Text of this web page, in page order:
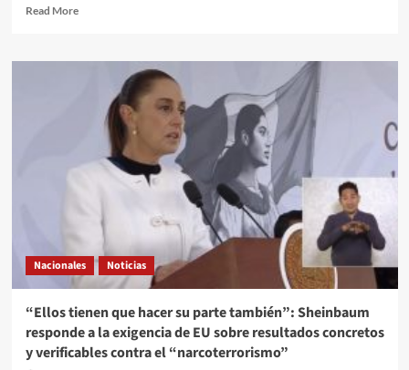
Read MoreRead
Harfuch
presencia
“significativa”
de
Nacionales Noticias
“Ellos tienen que hacer su parte también”: Sheinbaum
responde a la exigencia de EU sobre resultados concretos
y verificables contra el “narcoterrorismo”